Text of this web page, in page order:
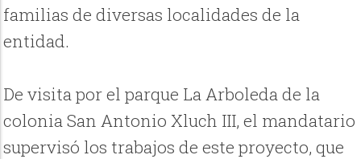
familias de diversas localidades de la
entidad.
De visita por el parque La Arboleda de la
colonia San Antonio Xluch III, el mandatario
supervisó los trabajos de este proyecto, que